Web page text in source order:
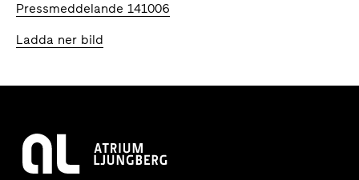
Pressmeddelande 141006
Ladda ner bild